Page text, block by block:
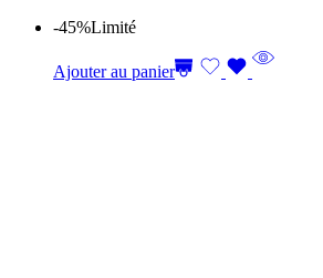
-45%Limité
Ajouter au panier